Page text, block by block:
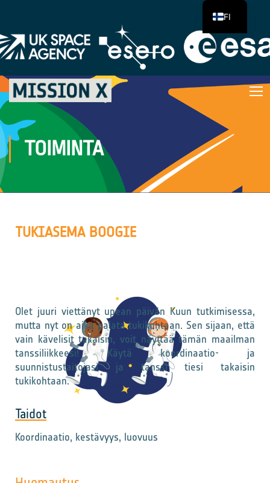
TOIMINTA
TUKIASEMA BOOGIE
Olet juuri viettänyt upean päivän Kuun tutkimisessa,
mutta nyt on aika palata tukikohtaan. Sen sijaan, että
vain kävelisit takaisin, voit näyttää tämän maailman
tanssiliikkeesi! Käytä koordinaatio- ja
suunnistustaitojasi ja tanssi tiesi takaisin
tukikohtaan.
Taidot
Koordinaatio, kestävyys, luovuus
FI